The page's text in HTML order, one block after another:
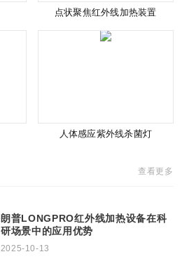
点状聚焦红外线加热装置
人体感应紫外线杀菌灯
查看更多
朗普LONGPRO红外线加热设备在科
研场景中的应用优势
2025-10-13